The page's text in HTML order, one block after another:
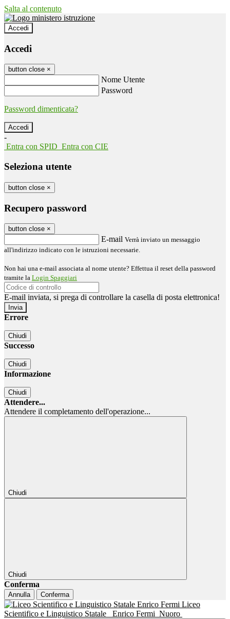
Salta al contenuto
Accedi
Accedi
button close ×
Nome Utente
Password
Password dimenticata?
-
Entra con SPID Entra con CIE
Seleziona utente
button close ×
Recupero password
button close ×
E-mail Verrà inviato un messaggio
all'indirizzo indicato con le istruzioni necessarie.
Non hai una e-mail associata al nome utente? Effettua il reset della password
tramite la Login Spaggiari
E-mail inviata, si prega di controllare la casella di posta elettronica!
Errore
Chiudi
Successo
Chiudi
Informazione
Chiudi
Attendere...
Attendere il completamento dell'operazione...
Chiudi
Chiudi
Conferma
Annulla Conferma
Liceo
Scientifico e Linguistico Statale
Enrico Fermi Nuoro